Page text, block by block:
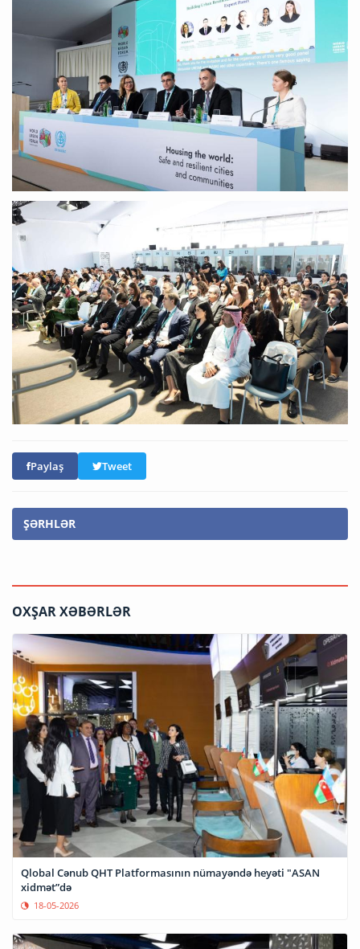
Paylaş Tweet
ŞƏRHLƏR
OXŞAR XƏBƏRLƏR
Qlobal Cənub QHT Platformasının nümayəndə heyəti "ASAN
xidmət”də
18-05-2026